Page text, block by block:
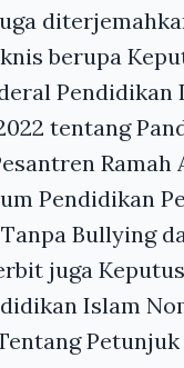
berupa
Pendidikan
tentang
Ramah
Pendidikan
Bullying
juga
Islam